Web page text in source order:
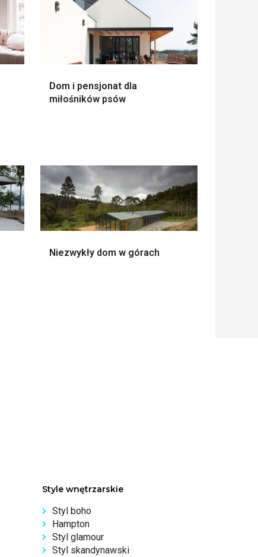
Dom i pensjonat dla
miłośników psów
Niezwykły dom w górach
Style wnętrzarskie
Styl boho
Hampton
Styl glamour
Styl skandynawski